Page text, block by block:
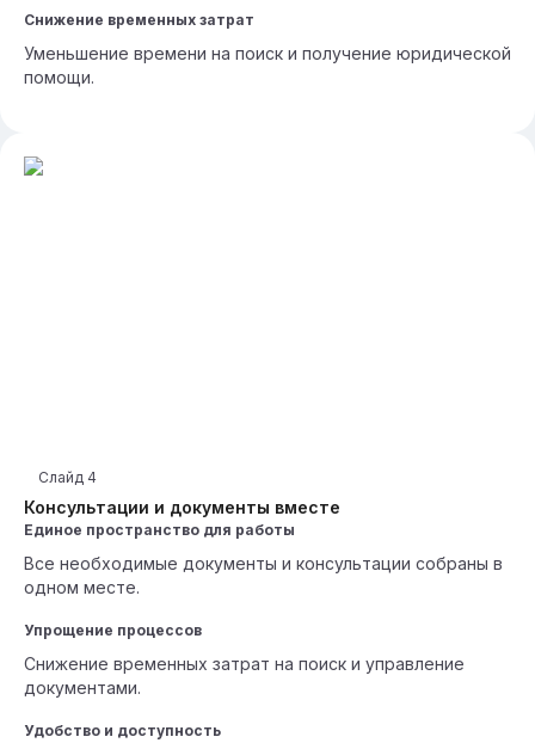
Снижение временных затрат
Уменьшение времени на поиск и получение юридической
помощи.
Консультации и документы вместе
Слайд 4
Единое пространство для работы
Все необходимые документы и консультации собраны в
одном месте.
Упрощение процессов
Снижение временных затрат на поиск и управление
документами.
Удобство и доступность